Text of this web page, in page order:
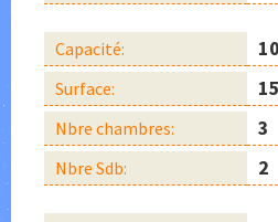
Capacité:
Surface:
Nbre chambres: 3
Nbre Sdb: 2